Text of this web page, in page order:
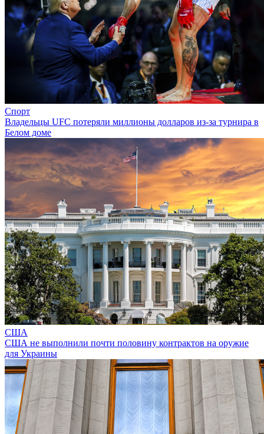
Спорт
Владельцы UFC потеряли миллионы долларов из-за турнира в
Белом доме
США
США не выполнили почти половину контрактов на оружие
для Украины